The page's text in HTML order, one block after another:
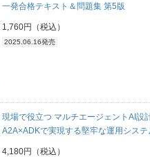
一発合格テキスト＆問題集 第5版
1,760円（税込）
2025.06.16発売
現場で役立つ マルチエージェントAI設
A2A×ADKで実現する堅牢な運用システ
4,180円（税込）